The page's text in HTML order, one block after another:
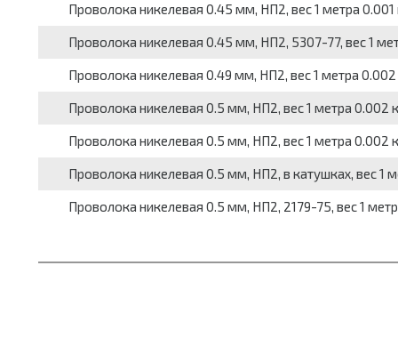
Проволока никелевая 0.45 мм, НП2, вес 1 метра 0.001
Проволока никелевая 0.45 мм, НП2, 5307-77, вес 1
Проволока никелевая 0.49 мм, НП2, вес 1 метра 0.002
Проволока никелевая 0.5 мм, НП2, вес 1 метра 0.002
Проволока никелевая 0.5 мм, НП2, вес 1 метра 0.002
Проволока никелевая 0.5 мм, НП2, в катушках, вес 1
Проволока никелевая 0.5 мм, НП2, 2179-75, вес 1